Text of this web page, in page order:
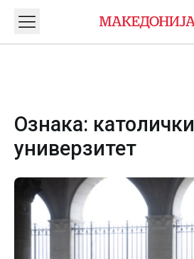
Ознака: католички
универзитет